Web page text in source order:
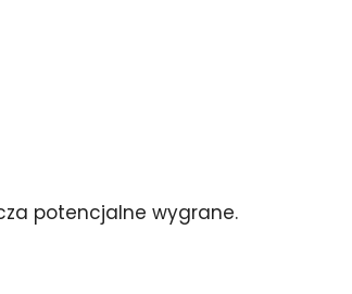
potencjalne wygrane.